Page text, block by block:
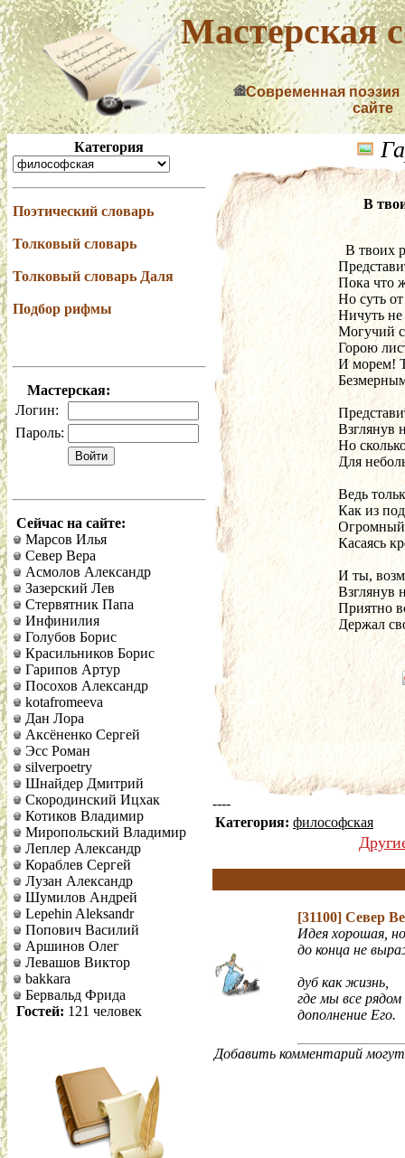
Мастерская
Современная поэзия
сайте
Категория
Поэтический словарь
Толковый словарь
Толковый словарь Даля
Подбор рифмы
Мастерская:
Логин:
Пароль:
Сейчас на сайте:
Марсов Илья
Север Вера
Асмолов Александр
Зазерский Лев
Стервятник Папа
Инфинилия
Голубов Борис
Красильников Борис
Гарипов Артур
Посохов Александр
kotafromeeva
Дан Лора
Аксёненко Сергей
Эсс Роман
silverpoetry
Шнайдер Дмитрий
Скородинский Ицхак
Котиков Владимир
Миропольский Владимир
Леплер Александр
Кораблев Сергей
Лузан Александр
Шумилов Андрей
Lepehin Aleksandr
Попович Василий
Аршинов Олег
Левашов Виктор
bakkara
Бервальд Фрида
Гостей: 121 человек
В
В
Пока что
Но суть
Ничуть не
Могучий
Горою
И морем!
Взглянув
Но
Для
Ведь
Как из
Огромный
Касаясь
И ты,
Взглянув
Приятно
Держал
----
Категория: философская
[31100] Север
Идея хорошая,
до конца не
дуб как жизнь,
где мы все рядом
дополнение Его.
Добавить комментарий